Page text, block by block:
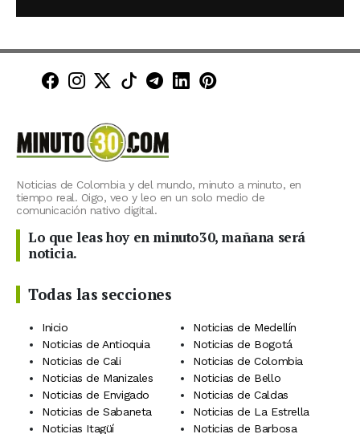
Minuto30 en Facebook
Minuto30 en Instagram
Minuto30 en X (Twitter)
Minuto30 en TikTok
Canal de Minuto30 en
Minuto30 en LinkedIn
Minuto30 en
Noticias de Colombia y del mundo, minuto a minuto, en
tiempo real. Oigo, veo y leo en un solo medio de
comunicación nativo digital.
Lo que leas hoy en minuto30, mañana será
noticia.
Todas las secciones
Inicio
Noticias de Medellín
Noticias de Antioquia
Noticias de Bogotá
Noticias de Cali
Noticias de Colombia
Noticias de Manizales
Noticias de Bello
Noticias de Envigado
Noticias de Caldas
Noticias de Sabaneta
Noticias de La Estrella
Noticias Itagüí
Noticias de Barbosa